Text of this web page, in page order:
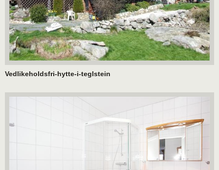
Vedlikeholdsfri-hytte-i-teglstein